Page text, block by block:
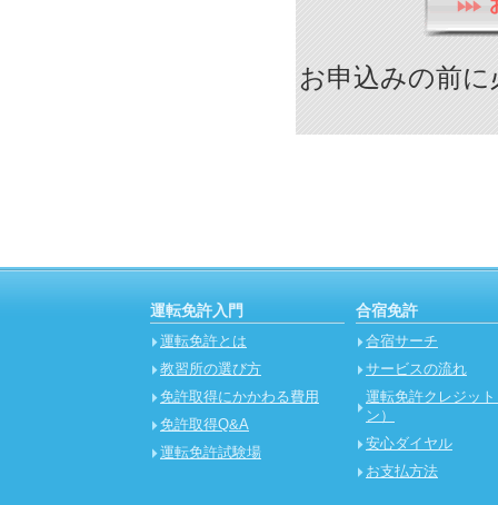
お申込みの前
運転免許入門
運転免許とは
教習所の選び方
免許取得にかかわる費用
免許取得Q&A
運転免許試験場
合宿免許
合宿サーチ
サービスの流れ
運転免許クレジッ
ン）
安心ダイヤル
お支払方法